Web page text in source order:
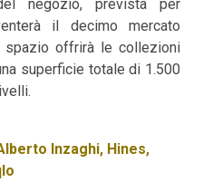
negozio, prevista per
il decimo mercato
spazio offrirà le collezioni
superficie totale di 1.500
Inzaghi, Hines,